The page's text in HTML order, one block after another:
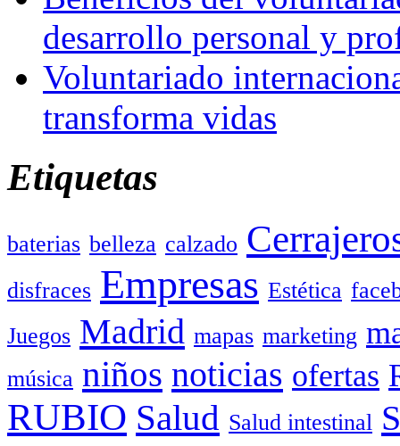
desarrollo personal y
Voluntariado
transforma vidas
Etiquetas
baterias belleza calzado
disfraces Empresas Estética
Juegos Madrid mapas marketing
música niños noticias ofertas
RUBIO Salud Salud intestinal